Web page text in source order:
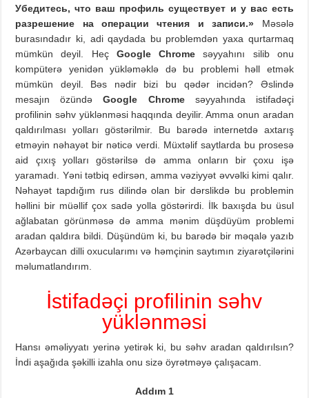
Убедитесь, что ваш профиль существует и у вас есть
разрешение на операции чтения и записи.» Məsələ
burasındadır ki, adi qaydada bu problemdən yaxa qurtarmaq
mümkün deyil. Heç Google Chrome səyyahını silib onu
kompüterə yenidən yükləməklə də bu problemi həll etmək
mümkün deyil. Bəs nədir bizi bu qədər incidən? Əslində
mesajın özündəGoogle Chromesəyyahında istifadəçi
profilinin səhv yüklənməsi haqqında deyilir. Amma onun aradan
qaldırılması yolları göstərilmir. Bu barədə internetdə axtarış
etməyin nəhayət bir nəticə verdi. Müxtəlif saytlarda bu prosesə
aid çıxış yolları göstərilsə də amma onların bir çoxu işə
yaramadı. Yəni tətbiq edirsən, amma vəziyyət əvvəlki kimi qalır.
Nəhayət tapdığım rus dilində olan bir dərslikdə bu problemin
həllini bir müəllif çox sadə yolla göstərirdi. İlk baxışda bu üsul
ağlabatan görünməsə də amma mənim düşdüyüm problemi
aradan qaldıra bildi. Düşündüm ki, bu barədə bir məqalə yazıb
Azərbaycan dilli oxucularımı və həmçinin saytımın ziyarətçilərini
məlumatlandırım.
İstifadəçi profilinin səhv
yüklənməsi
Hansı əməliyyatı yerinə yetirək ki, bu səhv aradan qaldırılsın?
İndi aşağıda şəkilli izahla onu sizə öyrətməyə çalışacam.
Addım 1